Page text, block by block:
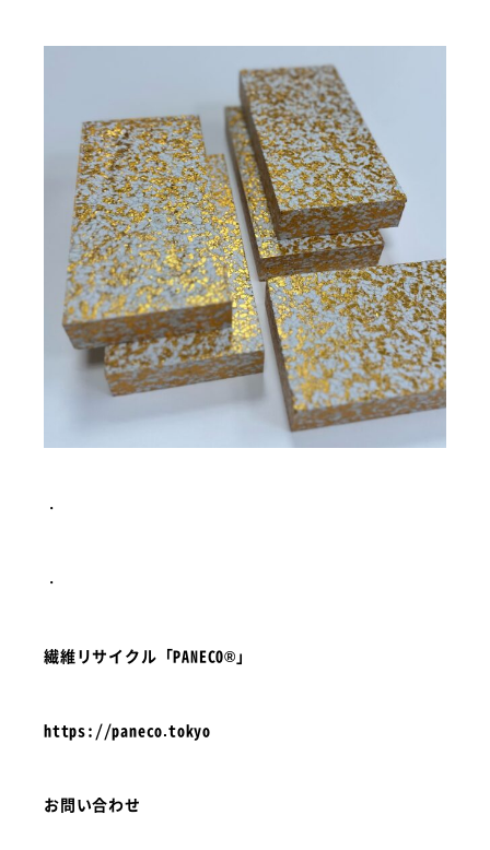
・
・
繊維リサイクル「PANECO®」
https://paneco.tokyo
お問い合わせ